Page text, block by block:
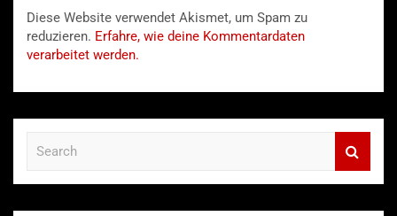
Diese Website verwendet Akismet, um Spam zu
reduzieren. Erfahre, wie deine Kommentardaten
verarbeitet werden.